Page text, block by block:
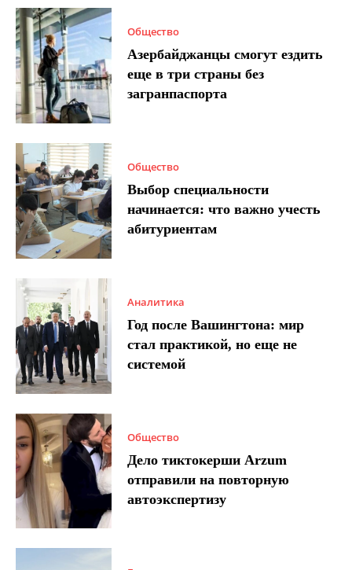
Общество
Азербайджанцы смогут ездить
еще в три страны без
загранпаспорта
Общество
Выбор специальности
начинается: что важно учесть
абитуриентам
Аналитика
Год после Вашингтона: мир
стал практикой, но еще не
системой
Общество
Дело тиктокерши Arzum
отправили на повторную
автоэкспертизу